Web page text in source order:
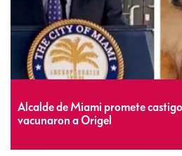
Alcalde de Miami promete
vacunaron a Origel